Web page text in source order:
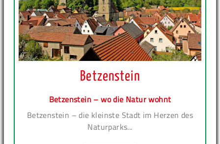
Betzenstein
Betzenstein – wo die Natur wohnt
Betzenstein – die kleinste Stadt im Herzen des
Naturparks...